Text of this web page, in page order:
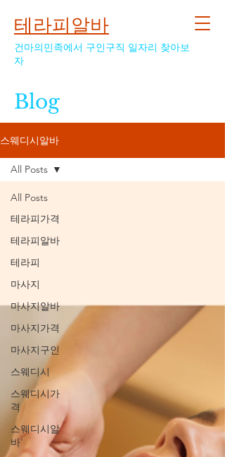
테라피알바
건마의민족에서 구인구직 일자리 찾아보
자
Blog
스웨디시알바
All Posts
테라피가격
테라피알바
테라피
마사지
마사지알바
마사지가격
마사지구인
스웨디시
스웨디시가
격
스웨디시알
바'
All Posts